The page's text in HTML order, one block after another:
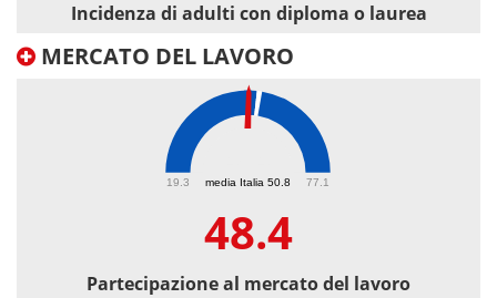
Incidenza di adulti con diploma o laurea
MERCATO DEL LAVORO
media Italia 50.8
19.3 77.1
48.4
Partecipazione al mercato del lavoro